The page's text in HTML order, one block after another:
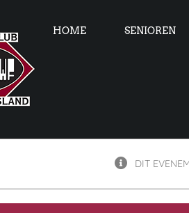
HOME SENIOREN
DIT